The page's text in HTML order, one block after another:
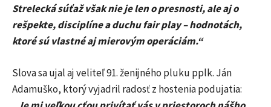
Strelecká súťaž však nie je len o presnosti, ale aj o
rešpekte, disciplíne a duchu fair play – hodnotách,
ktoré sú vlastné aj mierovým operáciám.“
Slova sa ujal aj veliteľ 91. ženijného pluku pplk. Ján
Adamuško, ktorý vyjadril radosť z hostenia podujatia: